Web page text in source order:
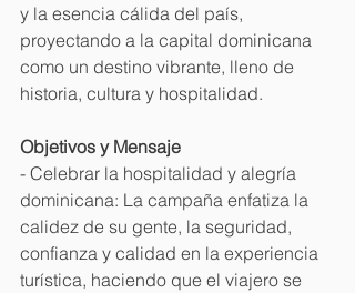
y la esencia cálida del país,
proyectando a la capital dominicana
como un destino vibrante, lleno de
historia, cultura y hospitalidad.
Objetivos y Mensaje
- Celebrar la hospitalidad y alegría
dominicana: La campaña enfatiza la
calidez de su gente, la seguridad,
confianza y calidad en la experiencia
turística, haciendo que el viajero se